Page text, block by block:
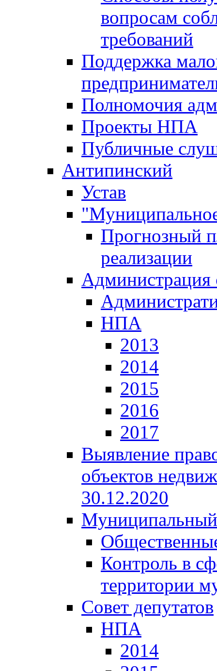
вопросам
требований
Поддержка
Полномочия
Проекты НПА
Публичные
Антипинский
Устав
Прогнозный
реализации
Администрация
НПА
2013
2014
2015
2016
2017
Выявление
объектов
30.12.2020
Муниципальный
Контроль в
территории
Совет депутатов
НПА
2014